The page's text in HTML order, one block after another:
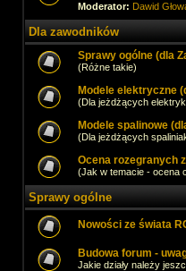
Moderator: Dawid
Dla zawodników
Sprawy ogólne (dla
(Różne takie)
Modele elektryczne
(Dla jeżdżących
Modele spalinowe
(Dla jeżdżących
Ocena rozegranych
(Jak w temacie - ocena
Sprawy ogólne
Nowości ze świata
Budowa forum -
Jakie działy należy